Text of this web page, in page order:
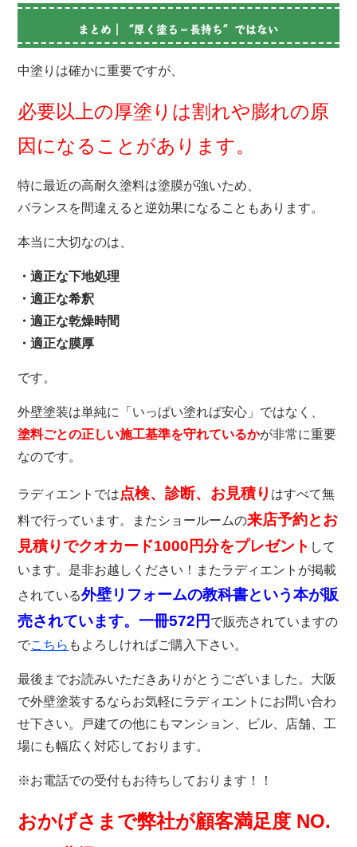
まとめ｜“厚く塗る＝長持ち”ではない
中塗りは確かに重要ですが、
必要以上の厚塗りは割れや膨れの原
因になることがあります。
特に最近の高耐久塗料は塗膜が強いため、
バランスを間違えると逆効果になることもあります。
本当に大切なのは、
・適正な下地処理
・適正な希釈
・適正な乾燥時間
・適正な膜厚
です。
外壁塗装は単純に「いっぱい塗れば安心」ではなく、
塗料ごとの正しい施工基準を守れているかが非常に重要
なのです。
ラディエントでは点検、診断、お見積り はすべて無
料で行っています。またショールームの来店予約とお
見積りでクオカード1000円分をプレゼント して
います。是非お越しください！またラディエントが掲載
されている外壁リフォームの教科書という本が販
売されています。一冊572円 で販売されていますの
でこちら もよろしければご購入下さい。
最後までお読みいただきありがとうございました。大阪
で外壁塗装するならお気軽にラディエントにお問い合わ
せ下さい。戸建ての他にもマンション、ビル、店舗、工
場にも幅広く対応しております。
※お電話での受付もお待ちしております！！
おかげさまで弊社が顧客満足度 NO.